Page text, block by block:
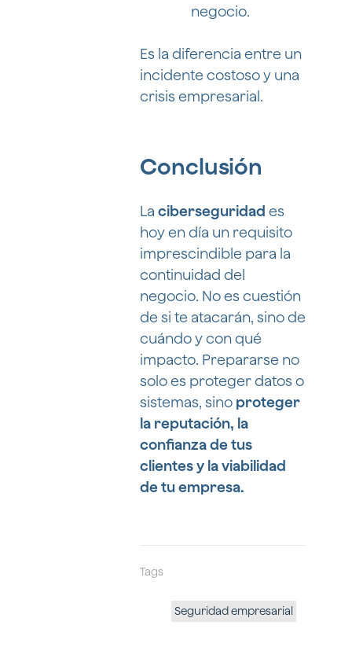
negocio.
Es la diferencia entre un
incidente costoso y una
crisis empresarial.
Conclusión
Laciberseguridad es
hoy en día un requisito
imprescindible para la
continuidad del
negocio. No es cuestión
de si te atacarán, sino de
cuándo y con qué
impacto. Prepararse no
solo es proteger datos o
sistemas, sino proteger
la reputación, la
confianza de tus
clientes y la viabilidad
de tu empresa.
Tags
Seguridad empresarial